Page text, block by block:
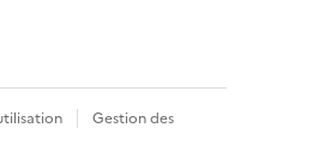
Gestion des